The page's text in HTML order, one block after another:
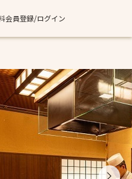
会員登録/ログイン